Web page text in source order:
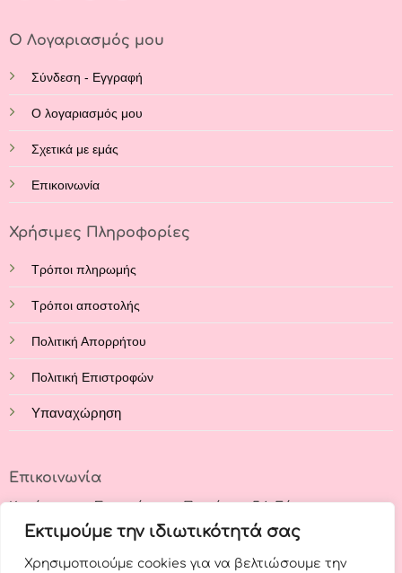
Εκτιμούμε την ιδιωτικότητά σας
Χρησιμοποιούμε cookies για να βελτιώσουμε την
Ο Λογαριασμός μου
Σύνδεση - Εγγραφή
Ο λογαριασμός μου
Σχετικά με εμάς
Επικοινωνία
Χρήσιμες Πληροφορίες
Τρόποι πληρωμής
Τρόποι αποστολής
Πολιτική Απορρήτου
Πολιτική Επιστροφών
Υπαναχώρηση
Επικοινωνία
Κατάστημα: Στρατάρχου Παπάγου 54, Εύοσμος,
Θεσσαλονίκη, 56224
Τηλέφωνο: +30 23140 62644